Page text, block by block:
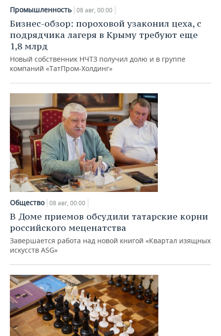
УСЛУГИ
МЕДИА
ТЕЛЕКОММУНИКАЦИИ
ВЫЕЗДНАЯ РЕДАКЦИЯ
БИЗНЕС-БРАНЧИ
ONLINE-КОНФЕРЕНЦИИ
НОВОСТИ СПОРТА
ФУТБОЛ
ХОККЕЙ
КИБЕРСПОРТ
ФИГУРНОЕ КАТАНИЕ
ВОДНЫЕ ВИДЫ СПОРТА
ХОККЕЙ С МЯЧОМ
ОБЩЕСТВО
НОВОСТИ ОБЩЕСТВА
ВЛАСТЬ
КУЛЬТУРА
МЕДИЦИНА
ОБРАЗОВАНИЕ
ПРОИСШЕСТВИЯ
ФОТОГАЛЕРЕЯ
СЮЖЕТЫ
СПИСОК ПЕРСОН
СПИСОК КОМПАНИЙ
ПОЛНАЯ ВЕРСИЯ
Промышленность 08 авг, 00:00
Бизнес-обзор: пороховой узаконил цеха, с
подрядчика лагеря в Крыму требуют еще
1,8 млрд
Новый собственник НЧТЗ получил долю и в группе
компаний «ТатПром-Холдинг»
Общество 08 авг, 00:00
В Доме приемов обсудили татарские корни
российского меценатства
Завершается работа над новой книгой «Квартал изящных
искусств ASG»